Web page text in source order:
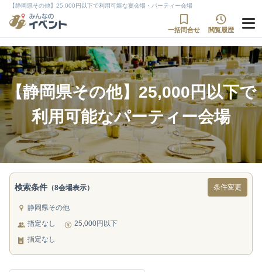
【静岡県その他】25,000円以下で利用可能な宴会場・パーティー会場
一括問合せ 閲覧履歴
【静岡県その他】25,000円以下で
利用可能なパーティー会場
検索条件 （8会場表示） 条件変更
静岡県その他
指定なし
25,000円以下
指定なし